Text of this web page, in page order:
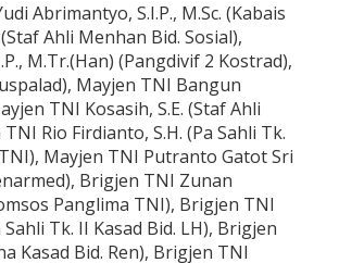
Abrimantyo, S.I.P., M.Sc. (Kabais
Ahli Menhan Bid. Sosial),
M.Tr.(Han) (Pangdivif 2 Kostrad),
Mayjen TNI Bangun
TNI Kosasih, S.E. (Staf Ahli
Rio Firdianto, S.H. (Pa Sahli Tk.
Mayjen TNI Putranto Gatot Sri
Brigjen TNI Zunan
Panglima TNI), Brigjen TNI
Tk. II Kasad Bid. LH), Brigjen
Kasad Bid. Ren), Brigjen TNI